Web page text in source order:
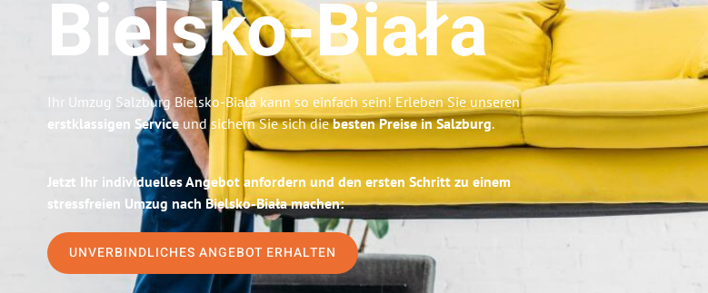
Bielsko-Biała
Ihr Umzug Salzburg Bielsko-Biała kann so einfach sein! Erleben Sie unseren
erstklassigen Serviceund sichern Sie sich diebesten Preise in Salzburg.
Jetzt Ihr individuelles Angebot anfordern und den ersten Schritt zu einem
stressfreien Umzug nach Bielsko-Biała machen:
UNVERBINDLICHES ANGEBOT ERHALTEN